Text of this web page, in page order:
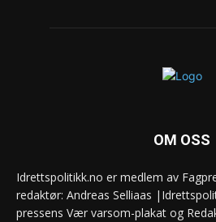
OM OSS
Idrettspolitikk.no er medlem av
redaktør: Andreas Selliaas
pressens Vær varsom-plakat og